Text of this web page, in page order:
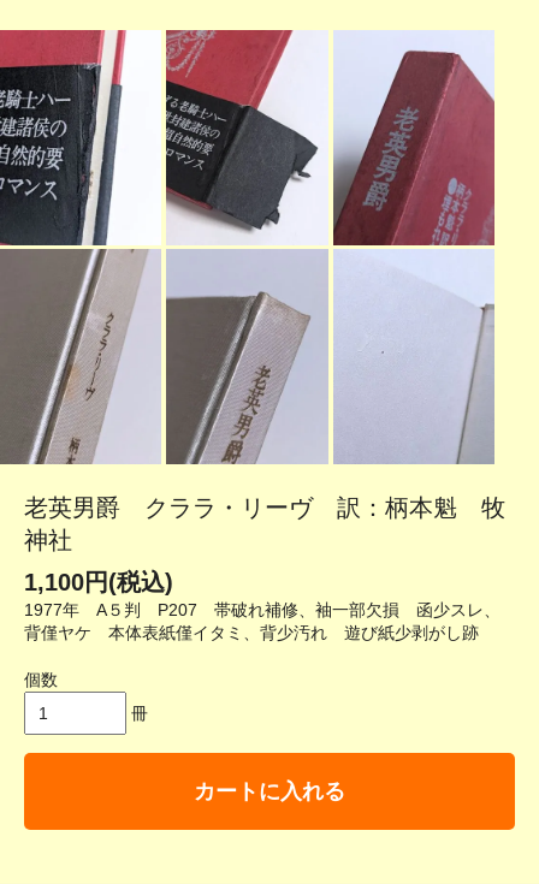
老英男爵 クララ・リーヴ 訳：柄本魁 牧
神社
1,100円(税込)
1977年 A５判 P207 帯破れ補修、袖一部欠損 函少スレ、
背僅ヤケ 本体表紙僅イタミ、背少汚れ 遊び紙少剥がし跡
個数
冊
カートに入れる